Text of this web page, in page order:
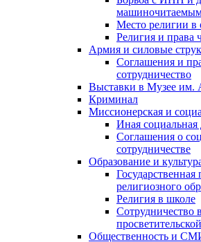
Место религии в
Религия и права
Армия и силовые
Соглашения и
сотрудничество
Выставки в Музее им.
Криминал
Миссионерская и
Иная социальная
Соглашения о
сотрудничестве
Образование и
Государственная
религиозного
Религия в школе
Сотрудничество
Общественность и